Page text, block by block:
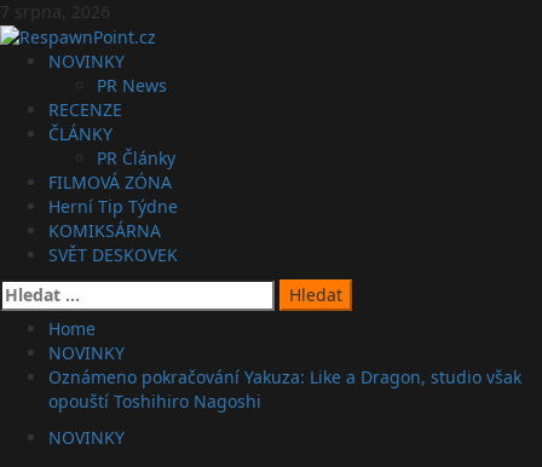
Skip
to
content
7 srpna, 2026
PrimaryNOVINKY
PR News
RECENZE
ČLÁNKY
PR Články
FILMOVÁ ZÓNA
Herní Tip Týdne
KOMIKSÁRNA
SVĚT DESKOVEK
Vyhledávání
Home
NOVINKY
Oznámeno pokračování Yakuza: Like a Dragon, studio však
opouští Toshihiro Nagoshi
NOVINKY